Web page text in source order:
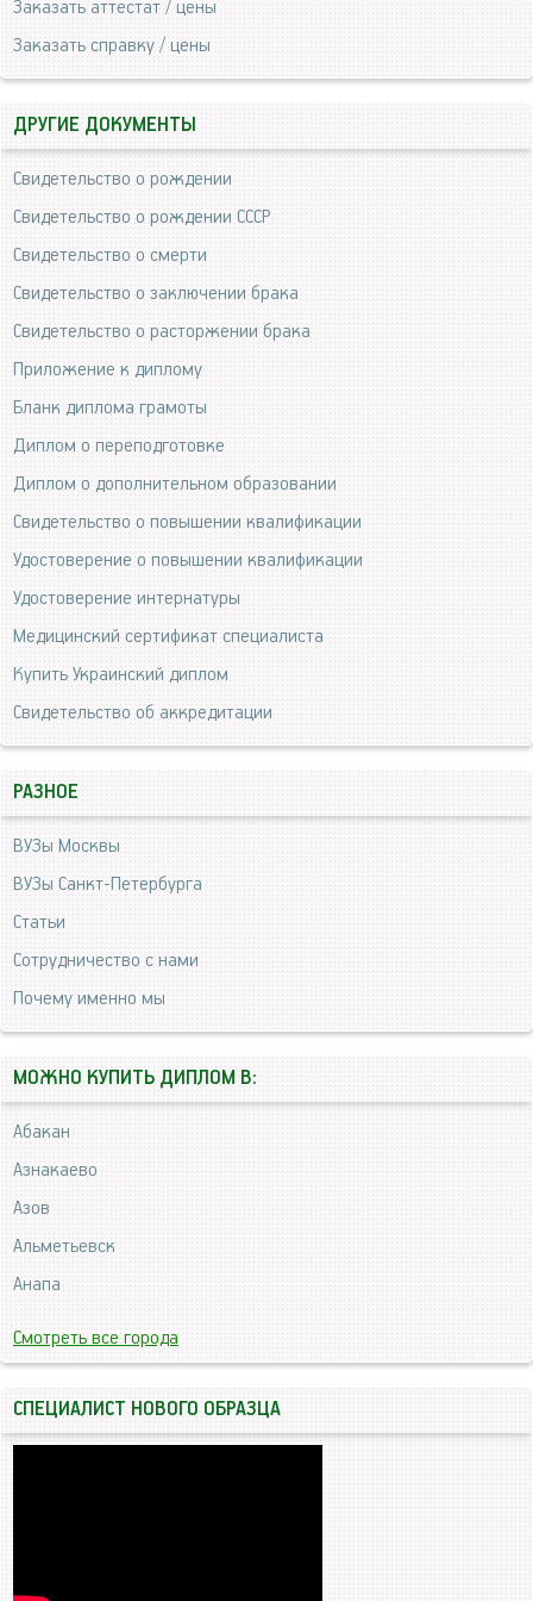
Заказать аттестат / цены
Заказать справку / цены
ДРУГИЕ ДОКУМЕНТЫ
Свидетельство о рождении
Свидетельство о рождении СССР
Свидетельство о смерти
Свидетельство о заключении брака
Свидетельство о расторжении брака
Приложение к диплому
Бланк диплома грамоты
Диплом о переподготовке
Диплом о дополнительном образовании
Свидетельство о повышении квалификации
Удостоверение о повышении квалификации
Удостоверение интернатуры
Медицинский сертификат специалиста
Купить Украинский диплом
Свидетельство об аккредитации
РАЗНОЕ
ВУЗы Москвы
ВУЗы Санкт-Петербурга
Статьи
Сотрудничество с нами
Почему именно мы
МОЖНО КУПИТЬ ДИПЛОМ В:
Абакан
Азнакаево
Азов
Альметьевск
Анапа
Смотреть все города
СПЕЦИАЛИСТ НОВОГО ОБРАЗЦА